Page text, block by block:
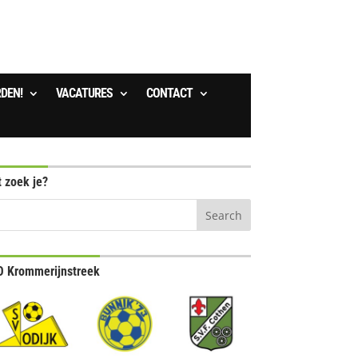
VACATURES CONTACT
zoek je?
Krommerijnstreek